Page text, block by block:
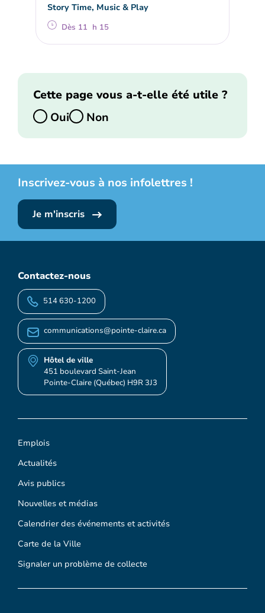
Story Time, Music & Play
Dès 11 h 15
Cette page vous a-t-elle été utile ?
Oui
Non
Inscrivez-vous à nos infolettres !
Je m'inscris
Emplois
Actualités
Avis publics
Nouvelles et médias
Calendrier des événements et activités
Carte de la Ville
Signaler un problème de collecte
Contactez-nous
514 630-1200
communications@pointe-claire.ca
Hôtel de ville
451 boulevard Saint-Jean
Pointe-Claire (Québec) H9R 3J3